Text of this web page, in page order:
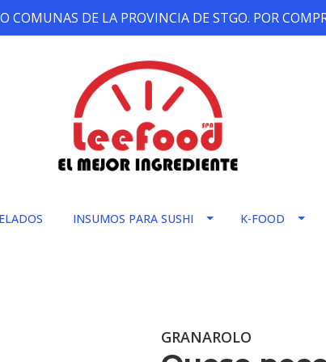
COMUNAS DE LA PROVINCIA DE STGO. POR
INSUMOS PARA SUSHI K-FOOD
GRANAROLO